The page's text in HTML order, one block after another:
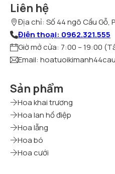
Liên hệ
Địa chỉ: Số 44 ngõ Cầu Gỗ,
Điện thoại: 0962.321.555
Giờ mở cửa: 7:00 – 19:00
Email:
Sản phẩm
Hoa khai trương
Hoa lan hồ điệp
Hoa lẵng
Hoa bó
Hoa cưới